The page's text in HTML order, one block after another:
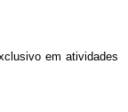
em atividades